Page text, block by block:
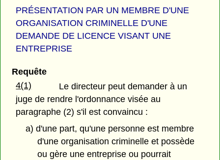
PRÉSENTATION PAR UN MEMBRE D'UNE
ORGANISATION CRIMINELLE D'UNE
DEMANDE DE LICENCE VISANT UNE
ENTREPRISE
Requête
4(1)
Le directeur peut demander à un
juge de rendre l'ordonnance visée au
paragraphe (2) s'il est convaincu :
a) d'une part, qu'une personne est membre
d'une organisation criminelle et possède
ou gère une entreprise ou pourrait